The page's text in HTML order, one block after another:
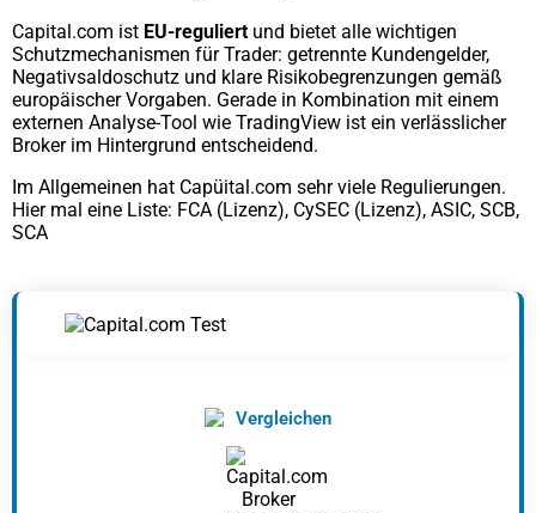
Capital.com ist EU-reguliert und bietet alle wichtigen
Schutzmechanismen für Trader: getrennte Kundengelder,
Negativsaldoschutz und klare Risikobegrenzungen gemäß
europäischer Vorgaben. Gerade in Kombination mit einem
externen Analyse-Tool wie TradingView ist ein verlässlicher
Broker im Hintergrund entscheidend.
Im Allgemeinen hat Capüital.com sehr viele Regulierungen.
Hier mal eine Liste: FCA (Lizenz), CySEC (Lizenz), ASIC, SCB,
SCA
Vergleichen